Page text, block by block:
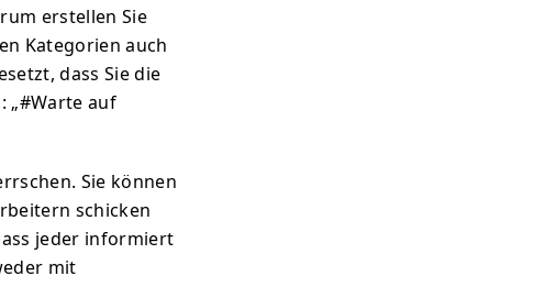
erstellen Sie
Kategorien auch
dass Sie die
„#Warte auf
Sie können
schicken
jeder informiert
mit